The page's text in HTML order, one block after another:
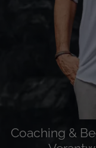
Coaching &